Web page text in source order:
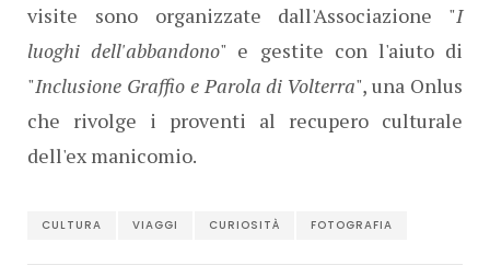
visite sono organizzate dall'Associazione "I
luoghi dell'abbandono" e gestite con l'aiuto di
"Inclusione Graffio e Parola di Volterra", una Onlus
che rivolge i proventi al recupero culturale
dell'ex manicomio.
CULTURA VIAGGI CURIOSITÀ FOTOGRAFIA